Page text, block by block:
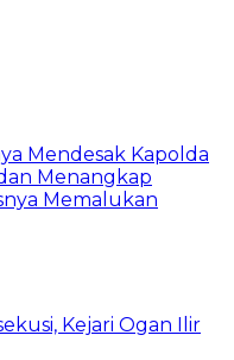
Mendesak Kapolda
Menangkap
Memalukan
Kejari Ogan Ilir